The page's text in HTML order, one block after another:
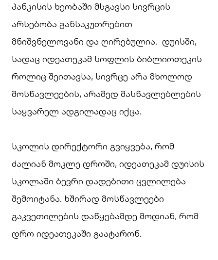
პანკისის ხეობაში მსგავსი სივრცის
არსებობა განსაკუთრებით
მნიშვნელოვანი და ღირებულია. დუისში,
სადაც იდეათეკამ სოფლის ბიბლიოთეკის
როლიც შეითავსა, სივრცე არა მხოლოდ
მოსწავლეების, არამედ მასწავლებლების
საყვარელ ადგილადაც იქცა.
სკოლის დირექტორი გვიყვება, რომ
ძალიან მოკლე დროში, იდეათეკამ დუისის
სკოლაში ბევრი დადებითი ცვლილება
შემოიტანა. ხშირად მოსწავლეები
გაკვეთილების დაწყებამდე მოდიან, რომ
დრო იდეათეკაში გაატარონ.